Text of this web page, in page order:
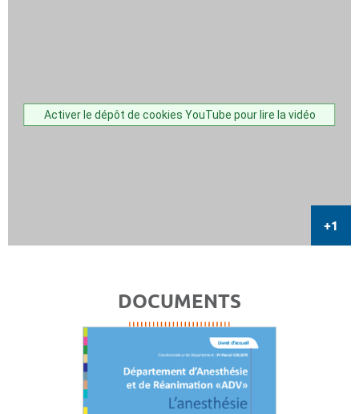
Activer le dépôt de cookies YouTube pour lire la vidéo
DOCUMENTS